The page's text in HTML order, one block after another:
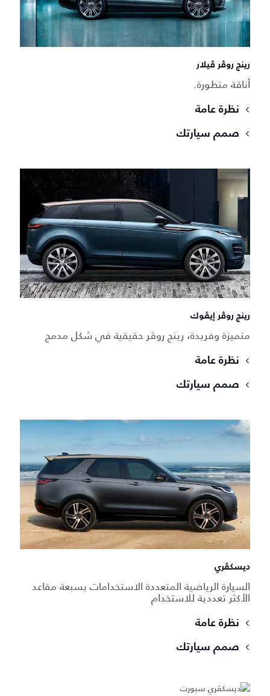
رينج روڤر ڤيلار
أناقة متطورة.
نظرة عامة
صمم سيارتك
رينج روڤر إيڤوك
متميزة وفريدة، رينج روڤر حقيقية في شكل مدمج
نظرة عامة
صمم سيارتك
ديسكڤري
السيارة الرياضية المتعددة الاستخدامات بسبعة مقاعد
الأكثر تعددية للاستخدام
نظرة عامة
صمم سيارتك